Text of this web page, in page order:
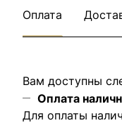
Оплата
Вам доступны
Оплата
Для оплаты